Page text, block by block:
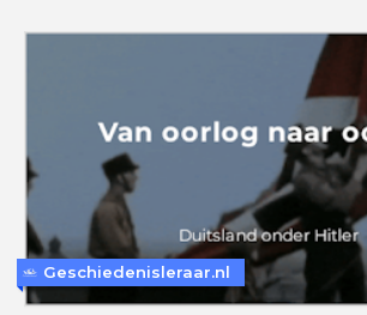
Geschiedenisleraar.nl